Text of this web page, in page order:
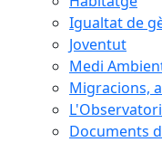
Igualtat de
Joventut
Medi
Migracions,
Documents